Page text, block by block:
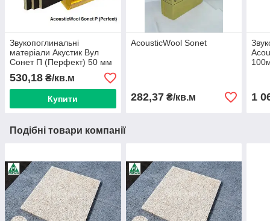
Звукопоглинальні
матеріали Акустик Вул
Сонет П (Перфект) 50 мм
530,18 ₴/кв.м
Купити
AcousticWool Sonet
282,37₴/кв.м 1
Подібні товари компанії